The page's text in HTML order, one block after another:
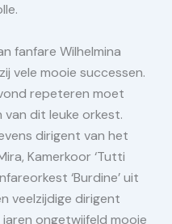
fanfare Wilhelmina
vele mooie successen.
repeteren moet
van dit leuke orkest.
dirigent van het
Kamerkoor ‘Tutti
‘Burdine’ uit
veelzijdige dirigent
ongetwijfeld mooie